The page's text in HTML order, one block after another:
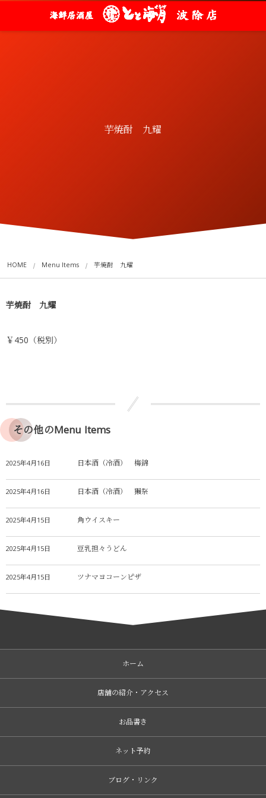
芋焼酎 九耀
HOME Menu Items 芋焼酎 九耀
芋焼酎 九耀
￥450（税別）
その他のMenu Items
2025年4月16日 日本酒（冷酒） 梅錦
2025年4月16日 日本酒（冷酒） 獺祭
2025年4月15日 角ウイスキー
2025年4月15日 豆乳担々うどん
2025年4月15日 ツナマヨコーンピザ
ホーム
店舗の紹介・アクセス
お品書き
ネット予約
ブログ・リンク